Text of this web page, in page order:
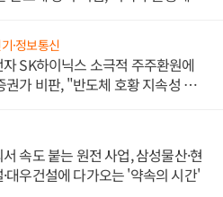
·정보통신
SK하이닉스 소극적 주주환원에
권가 비판, "반도체 호황 지속성 의
속도 붙는 원전 사업, 삼성물산·현
대우건설에 다가오는 '약속의 시간'